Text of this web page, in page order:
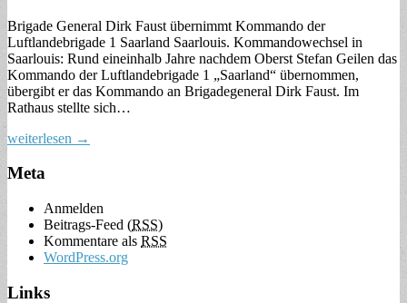
Brigade General Dirk Faust übernimmt Kommando der
Luftlandebrigade 1 Saarland Saarlouis. Kommandowechsel in
Saarlouis: Rund eineinhalb Jahre nachdem Oberst Stefan Geilen das
Kommando der Luftlandebrigade 1 „Saarland“ übernommen,
übergibt er das Kommando an Brigadegeneral Dirk Faust. Im
Rathaus stellte sich…
weiterlesen →
Meta
Anmelden
Beitrags-Feed (RSS)
Kommentare als RSS
WordPress.org
Links